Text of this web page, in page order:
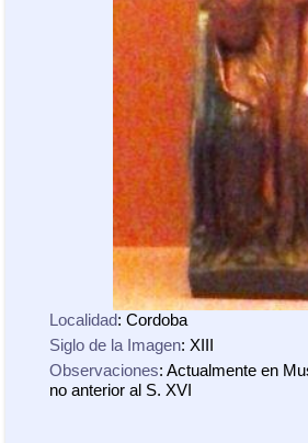
Localidad: Cordoba
Siglo de la Imagen: XIII
Observaciones: Actualmente en
no anterior al S. XVI